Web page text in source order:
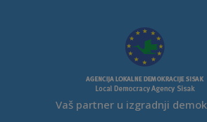
Vaš partner u izgradnji